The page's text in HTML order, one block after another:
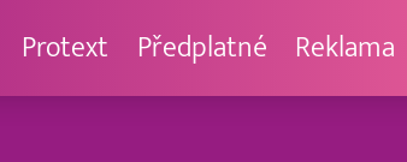
Protext Předplatné Reklama